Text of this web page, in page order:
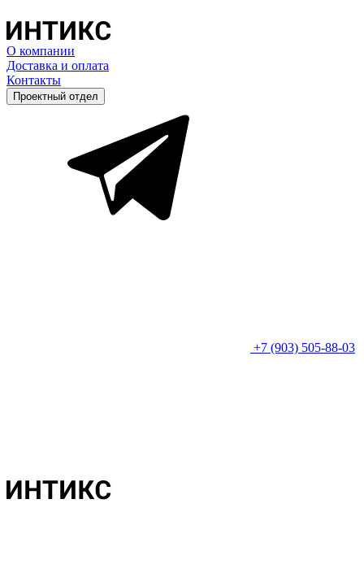
О компании
Доставка и оплата
Контакты
Проектный отдел
+7 (903) 505-88-03